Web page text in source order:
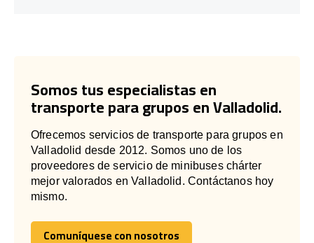
Somos tus especialistas en
transporte para grupos en Valladolid.
Ofrecemos servicios de transporte para grupos en
Valladolid desde 2012. Somos uno de los
proveedores de servicio de minibuses chárter
mejor valorados en Valladolid. Contáctanos hoy
mismo.
Comuníquese con nosotros